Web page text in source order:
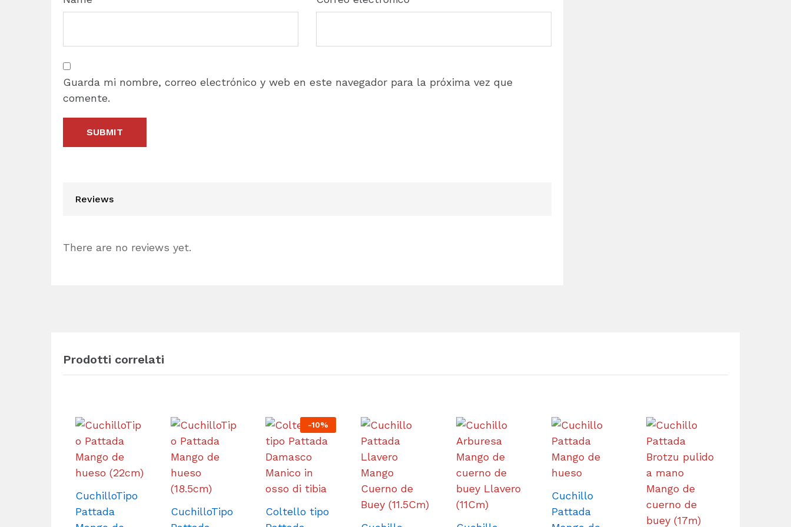
Guarda mi nombre, correo electrónico y web en este navegador para la próxima vez que
comente.
Reviews
There are no reviews yet.
Prodotti correlati
CuchilloTipo
Pattada
CuchilloTipo
-10%
Coltello tipo
Cuchillo
Pattada